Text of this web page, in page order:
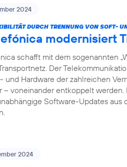
2024
DURCH TRENNUNG VON SOFT-
modernisiert
schafft mit dem sogenannten
Der
und Hardware der zahlreichen
– voneinander entkoppelt
Software-Updates
2024